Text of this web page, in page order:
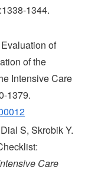
1344.
of
of the
Intensive Care
1379.
S, Skrobik Y.
Care